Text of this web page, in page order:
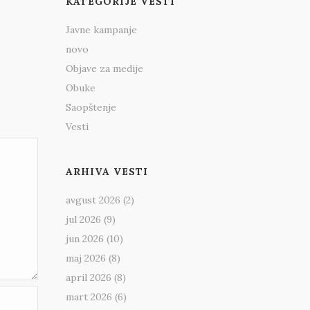
Javne kampanje
novo
Objave za medije
Obuke
Saopštenje
Vesti
ARHIVA VESTI
avgust 2026 (2)
jul 2026 (9)
jun 2026 (10)
maj 2026 (8)
april 2026 (8)
mart 2026 (6)